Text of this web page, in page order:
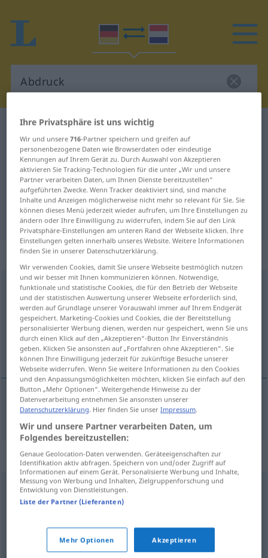
Deutsch-Niederländisch Wörterbuch
Deutsch-Niederländisch
Übersetzung für "Abdruck"
"Abdruck" Niederländisch
Übersetzung
„Abdruck“: Maskulinum, männlich
Abdruckm
Übersicht aller Übersetzungen
(Für mehr Details die Übersetzung anklicken/antippen)
afdruk
afdruk Abdrucka. TYPO
Synonyme für "Abdruck"
Eindruck
Reproduktion,Publikation,Veröffentlichung
Ihre Privatsphäre ist uns wichtig
Wir und unsere716-Partner speichern und greifen auf
personenbezogene Daten wie Browserdaten oder eindeutige
Kennungen auf Ihrem Gerät zu. Durch Auswahl von Akzeptieren
aktivieren Sie Tracking-Technologien für die unter „Wir und unsere
Partner verarbeiten Daten, um Ihnen Dienste bereitzustellen“
aufgeführten Zwecke. Wenn Tracker deaktiviert sind, sind manche
Inhalte und Anzeigen möglicherweise nicht mehr so relevant für Sie. Sie
können dieses Menü jederzeit wieder aufrufen, um Ihre Einstellungen zu
ändern oder Ihre Einwilligung zu widerrufen, indem Sie auf den Link
Privatsphäre-Einstellungen am unteren Rand der Webseite klicken. Ihre
Einstellungen gelten innerhalb unseres Website. Weitere Informationen
finden Sie in unserer Datenschutzerklärung.
Wir verwenden Cookies, damit Sie unsere Webseite bestmöglich nutzen
und wir besser mit Ihnen kommunizieren können. Notwendige,
funktionale und statistische Cookies, die für den Betrieb der Webseite
und der statistischen Auswertung unserer Webseite erforderlich sind,
werden auf Grundlage unserer Vorauswahl immer auf Ihrem Endgerät
gespeichert. Marketing-Cookies und Cookies, die der Bereitstellung
personalisierter Werbung dienen, werden nur gespeichert, wenn Sie uns
durch einen Klick auf den „Akzeptieren“-Button Ihr Einverständnis
geben. Klicken Sie ansonsten auf „Fortfahren ohne Akzeptieren“. Sie
können Ihre Einwilligung jederzeit für zukünftige Besuche unserer
Webseite widerrufen. Wenn Sie weitere Informationen zu den Cookies
und den Anpassungsmöglichkeiten möchten, klicken Sie einfach auf den
Button „Mehr Optionen“. Weitergehende Hinweise zu der
Datenverarbeitung entnehmen Sie ansonsten unserer
Datenschutzerklärung. Hier finden Sie unserImpressum.
Wir und unsere Partner verarbeiten Daten, um
Folgendes bereitzustellen:
Genaue Geolocation-Daten verwenden. Geräteeigenschaften zur
Identifikation aktiv abfragen. Speichern von und/oder Zugriff auf
Informationen auf einem Gerät. Personalisierte Werbung und Inhalte,
Messung von Werbung und Inhalten, Zielgruppenforschung und
Entwicklung von Dienstleistungen.
Liste der Partner (Lieferanten)
Mehr Optionen Akzeptieren